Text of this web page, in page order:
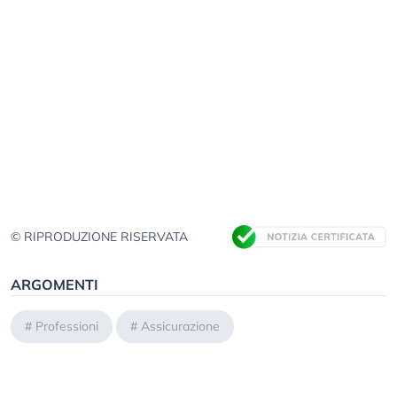
© RIPRODUZIONE RISERVATA
ARGOMENTI
# Professioni # Assicurazione